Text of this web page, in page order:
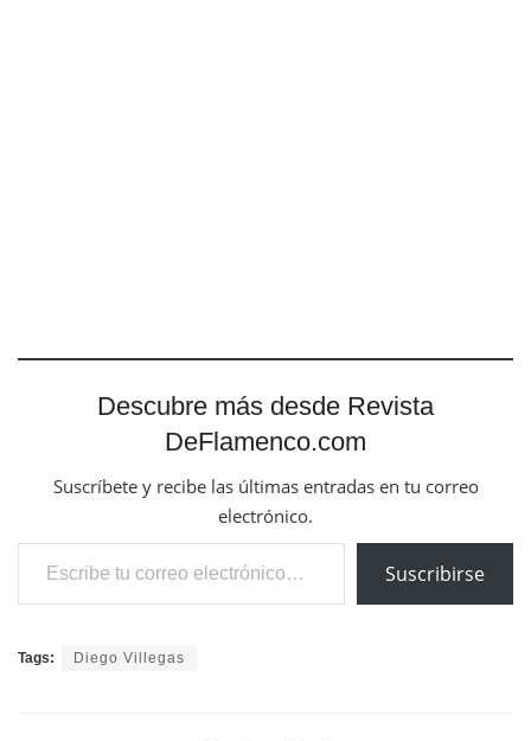
Descubre más desde Revista
DeFlamenco.com
Suscríbete y recibe las últimas entradas en tu correo
electrónico.
Escribe tu correo electrónico…
Suscribirse
Tags: Diego Villegas